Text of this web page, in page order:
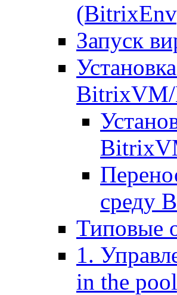
Запуск
среду
Типовые
1.
in the